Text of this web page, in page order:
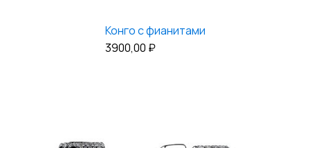
Конго с фианитами
3900,00 ₽